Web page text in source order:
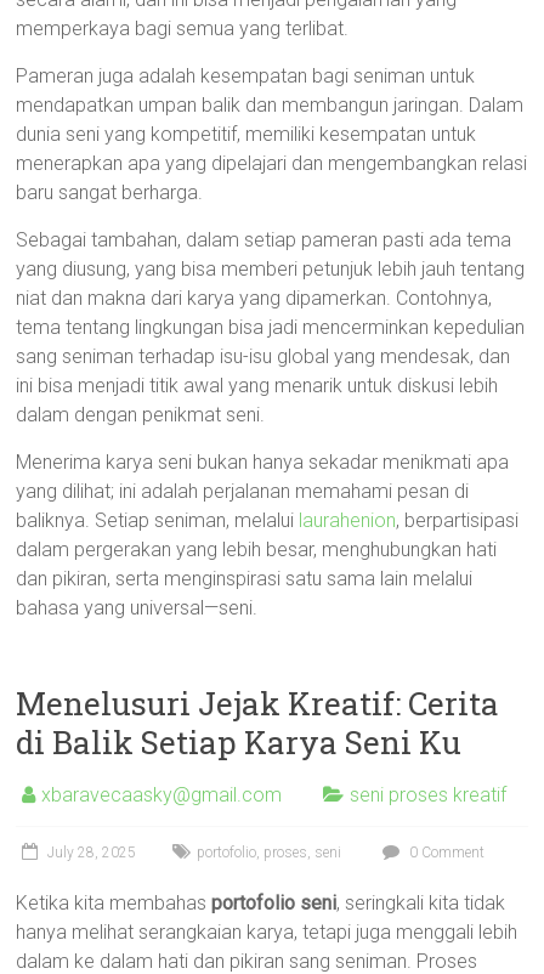
memperkaya bagi semua yang terlibat.
Pameran juga adalah kesempatan bagi seniman untuk
mendapatkan umpan balik dan membangun jaringan. Dalam
dunia seni yang kompetitif, memiliki kesempatan untuk
menerapkan apa yang dipelajari dan mengembangkan relasi
baru sangat berharga.
Sebagai tambahan, dalam setiap pameran pasti ada tema
yang diusung, yang bisa memberi petunjuk lebih jauh tentang
niat dan makna dari karya yang dipamerkan. Contohnya,
tema tentang lingkungan bisa jadi mencerminkan kepedulian
sang seniman terhadap isu-isu global yang mendesak, dan
ini bisa menjadi titik awal yang menarik untuk diskusi lebih
dalam dengan penikmat seni.
Menerima karya seni bukan hanya sekadar menikmati apa
yang dilihat; ini adalah perjalanan memahami pesan di
baliknya. Setiap seniman, melalui laurahenion, berpartisipasi
dalam pergerakan yang lebih besar, menghubungkan hati
dan pikiran, serta menginspirasi satu sama lain melalui
bahasa yang universal—seni.
Menelusuri Jejak Kreatif: Cerita
di Balik Setiap Karya Seni Ku
xbaravecaasky@gmail.com seni proses kreatif
July 28, 2025 portofolio, proses, seni 0 Comment
Ketika kita membahasportofolio seni, seringkali kita tidak
hanya melihat serangkaian karya, tetapi juga menggali lebih
dalam ke dalam hati dan pikiran sang seniman. Proses